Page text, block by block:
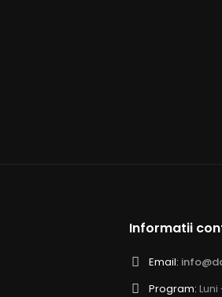
Informatii
Email:
Program: